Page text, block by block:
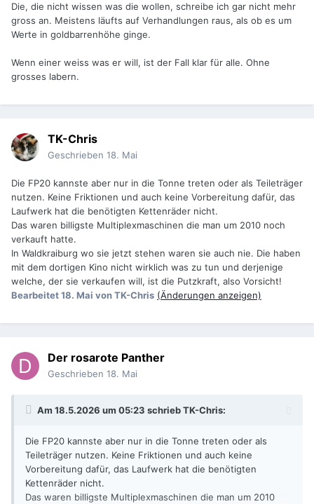
Die, die nicht wissen was die wollen, schreibe ich gar nicht mehr
gross an. Meistens läufts auf Verhandlungen raus, als ob es um
Werte in goldbarrenhöhe ginge.
Wenn einer weiss was er will, ist der Fall klar für alle. Ohne
grosses labern.
TK-Chris
Geschrieben 18. Mai
Die FP20 kannste aber nur in die Tonne treten oder als Teileträger
nutzen. Keine Friktionen und auch keine Vorbereitung dafür, das
Laufwerk hat die benötigten Kettenräder nicht.
Das waren billigste Multiplexmaschinen die man um 2010 noch
verkauft hatte.
In Waldkraiburg wo sie jetzt stehen waren sie auch nie. Die haben
mit dem dortigen Kino nicht wirklich was zu tun und derjenige
welche, der sie verkaufen will, ist die Putzkraft, also Vorsicht!
Bearbeitet18. Mai von TK-Chris (Änderungen anzeigen)
Der rosarote Panther
Geschrieben 18. Mai
Am 18.5.2026 um 05:23 schriebTK-Chris:
Die FP20 kannste aber nur in die Tonne treten oder als
Teileträger nutzen. Keine Friktionen und auch keine
Vorbereitung dafür, das Laufwerk hat die benötigten
Kettenräder nicht.
Das waren billigste Multiplexmaschinen die man um 2010